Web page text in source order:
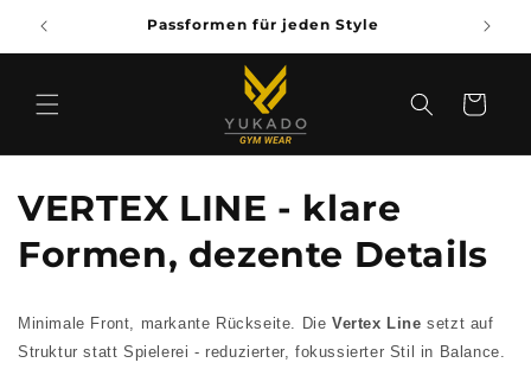
zum
Passformen für jeden Style
Warenkorb
K
a
e
VERTEX LINE - klare
Formen, dezente Details
Minimale Front, markante Rückseite. Die Vertex Line setzt auf
Struktur statt Spielerei - reduzierter, fokussierter Stil in Balance.